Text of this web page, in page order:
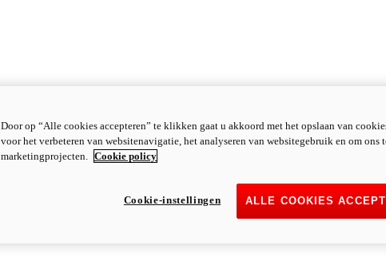
Door op “Alle cookies accepteren” te klikken gaat u akkoord met het opslaan van
voor het verbeteren van websitenavigatie, het analyseren van websitegebruik en om ons
marketingprojecten. Cookie policy
ALLE COOKIES
Cookie-instellingen